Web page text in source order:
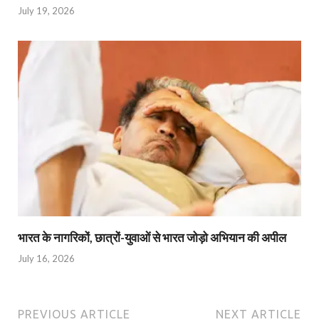
July 19, 2026
भारत के नागरिकों, छात्रों-युवाओं से भारत जोड़ो अभियान की अपील
July 16, 2026
PREVIOUS ARTICLE NEXT ARTICLE